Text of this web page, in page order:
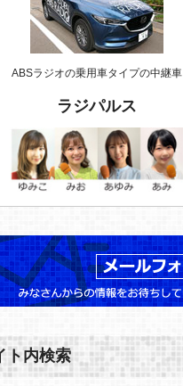
ABSラジオの乗用車タイプの中継車
ラジパルス
ト内検索